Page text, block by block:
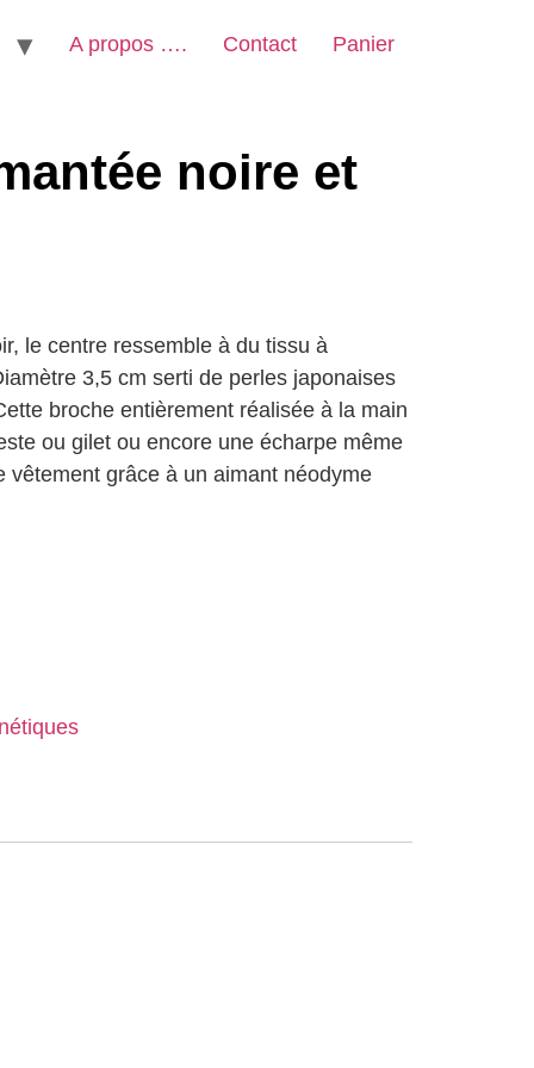
A propos …. Contact Panier
noire et
le centre ressemble à du tissu à
3,5 cm serti de perles japonaises
broche entièrement réalisée à la main
ou gilet ou encore une écharpe même
vêtement grâce à un aimant néodyme